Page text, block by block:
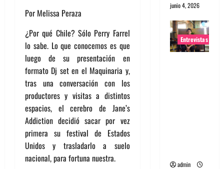
Por Melissa Peraza
¿Por qué Chile? Sólo Perry Farrel
lo sabe. Lo que conocemos es que
luego de su presentación en
formato Dj set en el Maquinaria y,
tras una conversación con los
productores y visitas a distintos
espacios, el cerebro de Jane’s
Addiction decidió sacar por vez
primera su festival de Estados
Unidos y trasladarlo a suelo
nacional, para fortuna nuestra.
junio 4, 2026
Entrevistas
admin